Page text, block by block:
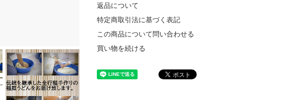
返品について
特定商取引法に基づく表記
この商品について問い合わせる
買い物を続ける